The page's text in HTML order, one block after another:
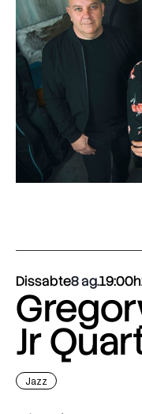
Dissabte8 ag.19:00h
Jr
Jazz